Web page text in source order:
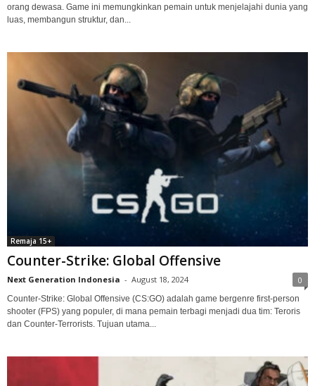
orang dewasa. Game ini memungkinkan pemain untuk menjelajahi dunia yang
luas, membangun struktur, dan...
Remaja 15+
Counter-Strike: Global Offensive
Next Generation Indonesia - August 18, 2024 0
Counter-Strike: Global Offensive (CS:GO) adalah game bergenre first-person
shooter (FPS) yang populer, di mana pemain terbagi menjadi dua tim: Teroris
dan Counter-Terrorists. Tujuan utama...